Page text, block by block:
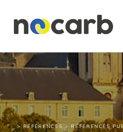
> RÉFÉRENCES >RÉFÉRENCES